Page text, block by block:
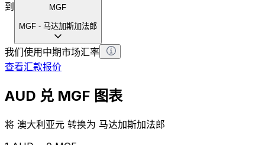
到
MGF
MGF - 马达加斯加法郎
我们使用中期市场汇率
查看汇款报价
AUD 兑 MGF 图表
将 澳大利亚元 转换为 马达加斯加法郎